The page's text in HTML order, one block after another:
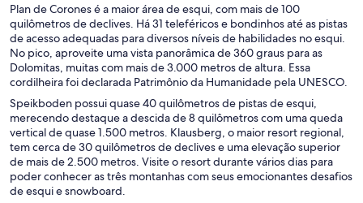
Plan de Corones é a maior área de esqui, com mais de 100
quilômetros de declives. Há 31 teleféricos e bondinhos até as pistas
de acesso adequadas para diversos níveis de habilidades no esqui.
No pico, aproveite uma vista panorâmica de 360 graus para as
Dolomitas, muitas com mais de 3.000 metros de altura. Essa
cordilheira foi declarada Patrimônio da Humanidade pela UNESCO.
Speikboden possui quase 40 quilômetros de pistas de esqui,
merecendo destaque a descida de 8 quilômetros com uma queda
vertical de quase 1.500 metros. Klausberg, o maior resort regional,
tem cerca de 30 quilômetros de declives e uma elevação superior
de mais de 2.500 metros. Visite o resort durante vários dias para
poder conhecer as três montanhas com seus emocionantes desafios
de esqui e snowboard.